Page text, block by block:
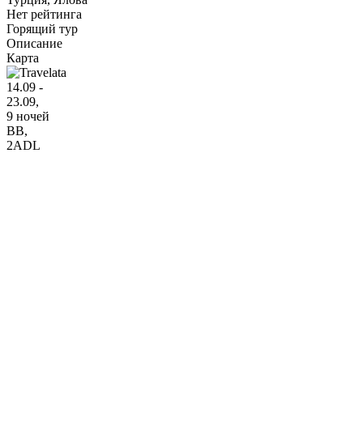
Нет рейтинга
Горящий тур
Описание
Карта
14.09 -
23.09,
9 ночей
BB,
2ADL